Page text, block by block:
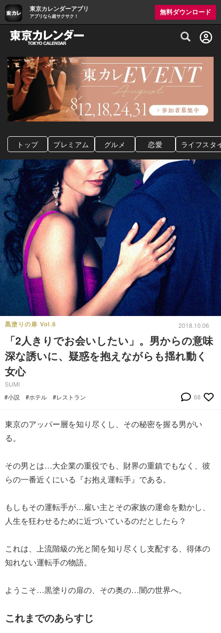
東京カレンダーアプリ
アプリなら超サクサク！
無料ダウンロード
グルメ情報・プレミアムレストラン予約
トップ プレミアム グルメ 恋愛 ライフスタ
黒塗りの扉 Vol.6 2018.10.06
「2人きりでお会いしたい」。男からの意味
深な誘いに、疑惑を抱えながらも揺れ動く
女心
SUMI
#小説
#ホテル #レストラン 68
東京のアッパー層を知り尽くし、その秘密を握る男がい
る。
その男とは…大企業の重役でも、財界の重鎮でもなく、彼
らの一番近くにいる『お抱え運転手』である。
もしもその運転手が…雇い主とその家族の運命を動かし、
人生を狂わせるために近づいているのだとしたら？
これは、上流階級の光と闇を知り尽くし支配する、得体の
知れない運転手の物語。
ようこそ…黒塗りの扉の、その奥の…闇の世界へ。
これまでのあらすじ